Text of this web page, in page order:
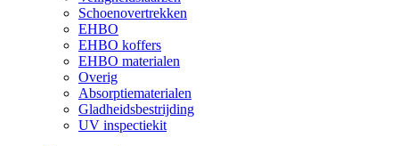
Schoenovertrekken
EHBO
EHBO koffers
EHBO materialen
Overig
Absorptiematerialen
Gladheidsbestrijding
UV inspectiekit